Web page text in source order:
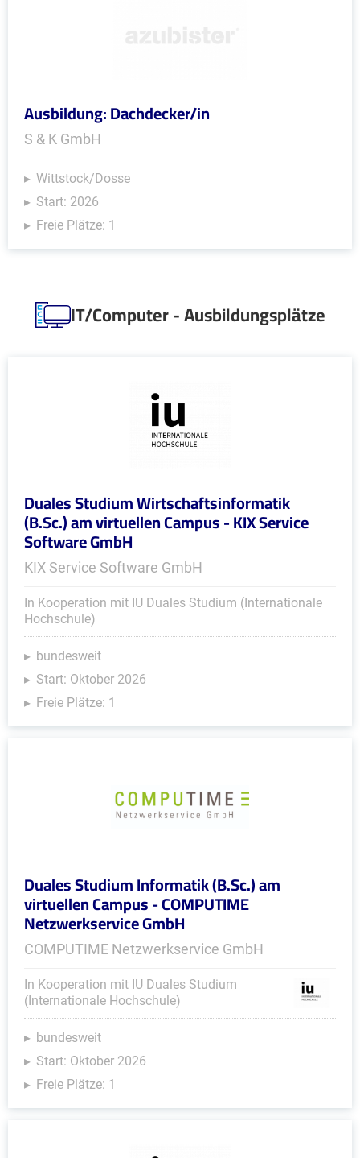
Ausbildung: Dachdecker/in
S & K GmbH
Wittstock/Dosse
Start: 2026
Freie Plätze: 1
IT/Computer - Ausbildungsplätze
Duales Studium Wirtschaftsinformatik
(B.Sc.) am virtuellen Campus - KIX Service
Software GmbH
KIX Service Software GmbH
In Kooperation mit IU Duales Studium (Internationale
Hochschule)
bundesweit
Start: Oktober 2026
Freie Plätze: 1
Duales Studium Informatik (B.Sc.) am
virtuellen Campus - COMPUTIME
Netzwerkservice GmbH
COMPUTIME Netzwerkservice GmbH
In Kooperation mit IU Duales Studium
(Internationale Hochschule)
bundesweit
Start: Oktober 2026
Freie Plätze: 1